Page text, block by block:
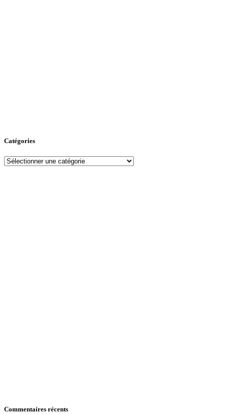
Catégories
Catégories
Commentaires récents